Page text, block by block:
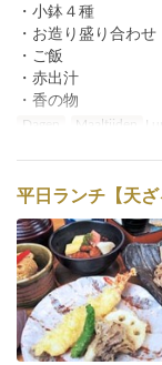
・小鉢４種
・お造り盛り合わせ
・ご飯
・赤出汁
・香の物
Dagen Maaltijden
平日ランチ【天ざ